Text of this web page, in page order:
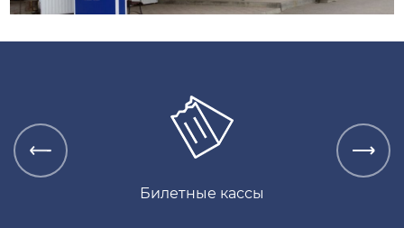
Камера хранения